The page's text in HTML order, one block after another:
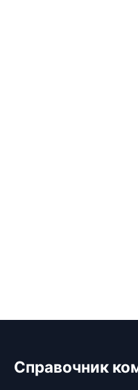
Справочник